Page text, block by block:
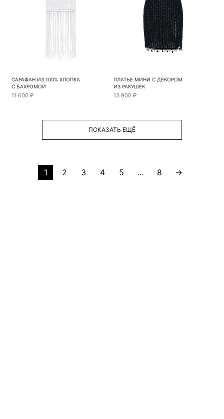
САРАФАН ИЗ 100% ХЛОПКА
С БАХРОМОЙ
11 600 ₽
ПЛАТЬЕ МИНИ С ДЕКОРОМ
ИЗ РАКУШЕК
13 900 ₽
ПОКАЗАТЬ ЕЩЁ
1 2 3 4 5 ... 8 →